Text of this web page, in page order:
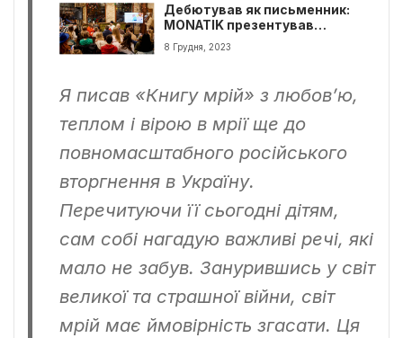
Дебютував як письменник:
MONATIK презентував
авторську “Книгу Мрій” для
дітей захисників України
8 Грудня, 2023
Я писав «Книгу мрій» з любов’ю,
теплом і вірою в мрії ще до
повномасштабного російського
вторгнення в Україну.
Перечитуючи її сьогодні дітям,
сам собі нагадую важливі речі, які
мало не забув. Занурившись у світ
великої та страшної війни, світ
мрій має ймовірність згасати. Ця